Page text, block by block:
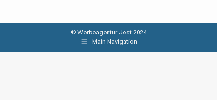
© Werbeagentur Jost 2024
Main Navigation